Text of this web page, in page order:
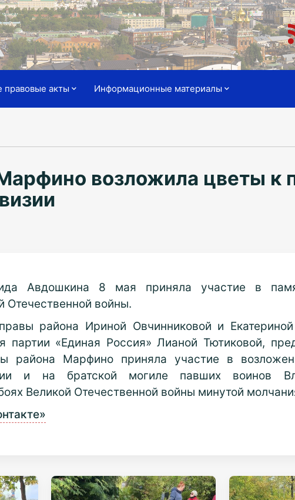
акты Информационные материалы
возложила цветы к
Авдошкина 8 мая приняла участие в
Отечественной войны.
района Ириной Овчинниковой и
партии «Единая Россия» Лианой Тютиковой,
района Марфино приняла участие в
и на братской могиле павших воинов
Великой Отечественной войны минутой